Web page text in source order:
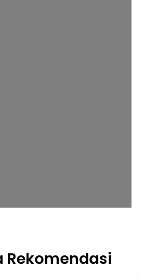
Rekomendasi